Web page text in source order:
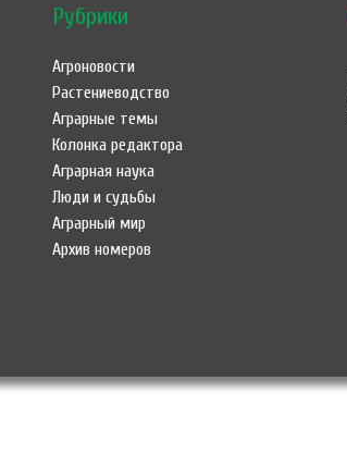
Рубрики
Агроновости
Растениеводство
Аграрные темы
Колонка редактора
Аграрная наука
Люди и судьбы
Аграрный мир
Архив номеров